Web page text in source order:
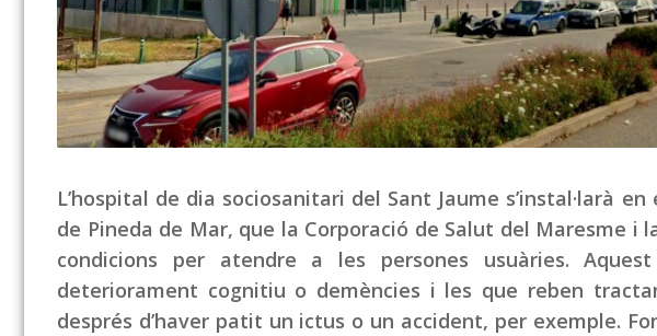
L’hospital de dia sociosanitari del Sant Jaume s’instal·larà
de Pineda de Mar, que la Corporació de Salut del Maresme
condicions per atendre a les persones usuàries.
deteriorament cognitiu o demències i les que reben
després d’haver patit un ictus o un accident, per exemple.